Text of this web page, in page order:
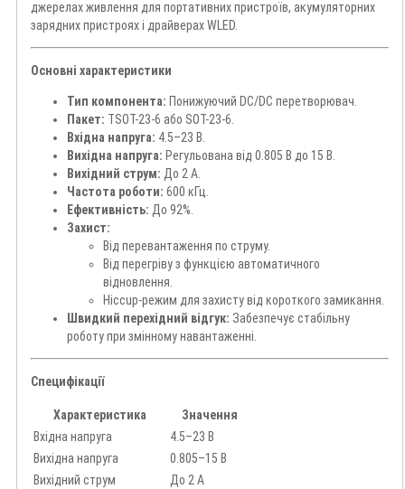
джерелах живлення для портативних пристроїв, акумуляторних
зарядних пристроях і драйверах WLED.
Основні характеристики
Тип компонента: Понижуючий DC/DC перетворювач.
Пакет: TSOT-23-6 або SOT-23-6.
Вхідна напруга: 4.5–23 В.
Вихідна напруга: Регульована від 0.805 В до 15 В.
Вихідний струм: До 2 А.
Частота роботи: 600 кГц.
Ефективність: До 92%.
Захист:
Від перевантаження по струму.
Від перегріву з функцією автоматичного
відновлення.
Hiccup-режим для захисту від короткого замикання.
Швидкий перехідний відгук: Забезпечує стабільну
роботу при змінному навантаженні.
Специфікації
Характеристика
Значення
Вхідна напруга
4.5–23 В
Вихідна напруга
0.805–15 В
Вихідний струм
До 2 А